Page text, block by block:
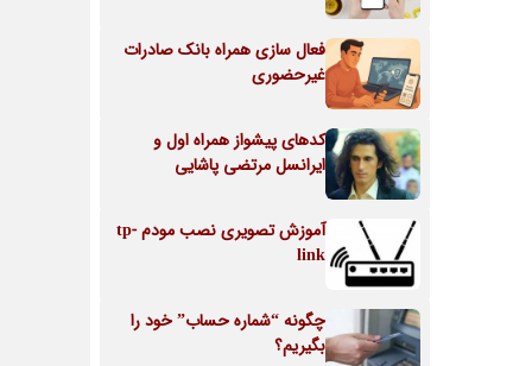
فعال سازی همراه بانک صادرات
غیرحضوری
کدهای پیشواز همراه اول و
ایرانسل مرتضی پاشایی
آموزش تصویری نصب مودم tp-
link
چگونه “شماره حساب” خود را
بگیریم؟